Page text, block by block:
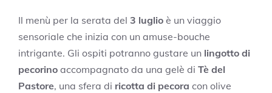
Il menù per la serata del 3 luglio è un viaggio
sensoriale che inizia con un amuse-bouche
intrigante. Gli ospiti potranno gustare un lingotto di
pecorino accompagnato da una gelè di Tè del
Pastore, una sfera di ricotta di pecora con olive